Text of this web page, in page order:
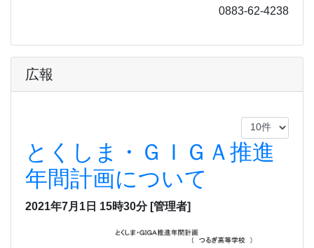
0883-62-4238
広報
とくしま・ＧＩＧＡ推進
年間計画について
2021年7月1日 15時30分 [管理者]